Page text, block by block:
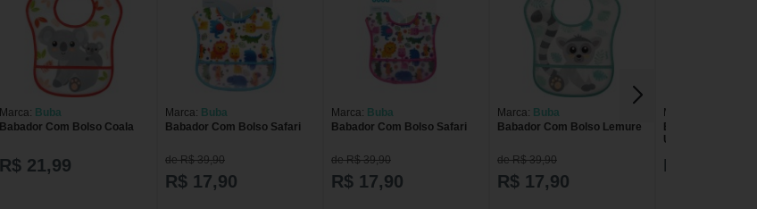
Marca: Buba
Babador Com Bolso Coala
R$ 21,99
Marca: Buba
Babador Com Bolso Safari
de R$ 39,90
R$ 17,90
Marca: Buba
Babador Com Bolso Safari
de R$ 39,90
R$ 17,90
Marca: Buba
Babador Com Bolso Lemure
de R$ 39,90
R$ 17,90
Marca:
Unicórnio Buba
R$ 51,57